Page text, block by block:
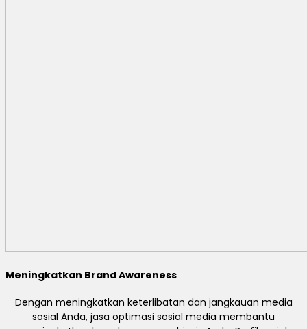
Meningkatkan Brand Awareness
Dengan meningkatkan keterlibatan dan jangkauan media
sosial Anda, jasa optimasi sosial media membantu